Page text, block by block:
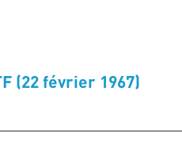
(22 février 1967)